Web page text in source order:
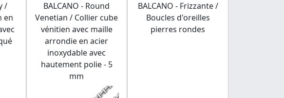
/
en
BALCANO - Round
Venetian / Collier cube
vénitien avec maille
arrondie en acier
inoxydable avec
hautement polie - 5
mm
BALCANO - Frizzante /
Boucles d'oreilles
pierres rondes